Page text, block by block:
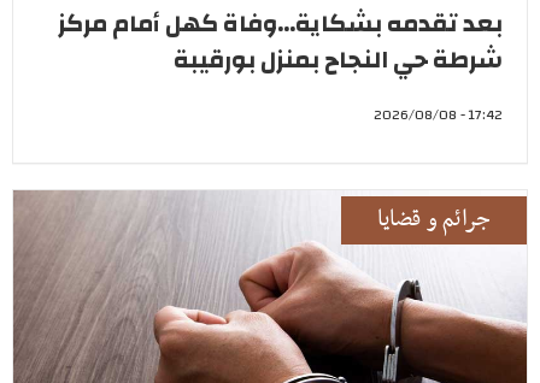
بعد تقدمه بشكاية...وفاة كهل أمام مركز
شرطة حي النجاح بمنزل بورقيبة
17:42 - 2026/08/08
جرائم و قضايا